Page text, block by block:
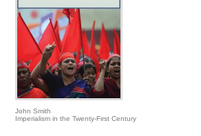
John Smith
Imperialism in the Twenty-First Century